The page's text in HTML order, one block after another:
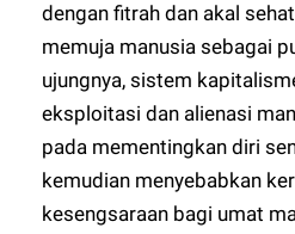
dengan fitrah dan akal
memuja manusia sebagai
ujungnya, sistem
eksploitasi dan alienasi
pada mementingkan diri
kemudian menyebabkan
kesengsaraan bagi umat